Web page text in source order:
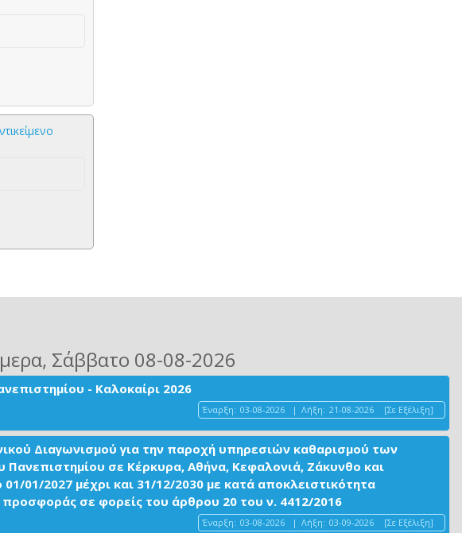
, Σάββατο 08-08-2026
- Καλοκαίρι 2026
Έναρξη: 03-08-2026 | Λήξη: 21-08-2026 [Σε Εξέλιξη]
Διαγωνισμού για την παροχή υπηρεσιών καθαρισμού των
Πανεπιστημίου σε Κέρκυρα, Αθήνα, Κεφαλονιά, Ζάκυνθο και
01/2027 μέχρι και 31/12/2030 με κατά αποκλειστικότητα
σε φορείς του άρθρου 20 του ν. 4412/2016
Έναρξη: 03-08-2026 | Λήξη: 03-09-2026 [Σε Εξέλιξη]